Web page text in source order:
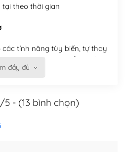
theo thời gian
tính năng tùy biến, tự thay
quản lý, bạn có thể tùy chỉnh
phải sử dụng dịch vụ tại bất
tên miền và hosting để
đầy đủ
5 - (13 bình chọn)